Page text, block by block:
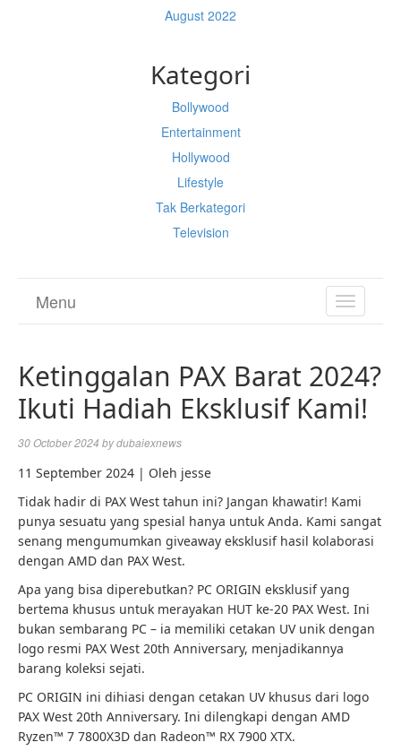
August 2022
Kategori
Bollywood
Entertainment
Hollywood
Lifestyle
Tak Berkategori
Television
TOGGLE
Menu
Ketinggalan PAX Barat 2024?
Ikuti Hadiah Eksklusif Kami!
30 October 2024 bydubaiexnews
11 September 2024 | Oleh jesse
Tidak hadir di PAX West tahun ini? Jangan khawatir! Kami
punya sesuatu yang spesial hanya untuk Anda. Kami sangat
senang mengumumkan giveaway eksklusif hasil kolaborasi
dengan AMD dan PAX West.
Apa yang bisa diperebutkan? PC ORIGIN eksklusif yang
bertema khusus untuk merayakan HUT ke-20 PAX West. Ini
bukan sembarang PC – ia memiliki cetakan UV unik dengan
logo resmi PAX West 20th Anniversary, menjadikannya
barang koleksi sejati.
PC ORIGIN ini dihiasi dengan cetakan UV khusus dari logo
PAX West 20th Anniversary. Ini dilengkapi dengan AMD
Ryzen™ 7 7800X3D dan Radeon™ RX 7900 XTX.